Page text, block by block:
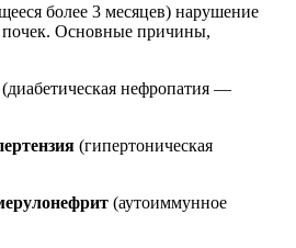
более 3 месяцев) нарушение
Основные причины,
(диабетическая нефропатия —
(гипертоническая
(аутоиммунное